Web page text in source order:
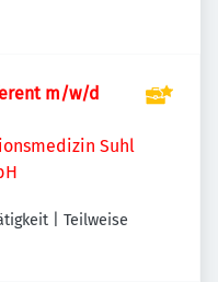
m/w/d
Suhl
| Teilweise